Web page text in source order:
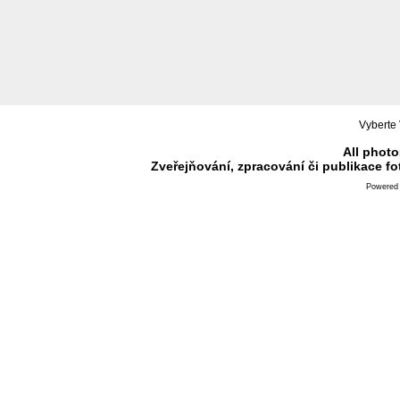
Vyberte
All
Zveřejňování, zpracování či publikace